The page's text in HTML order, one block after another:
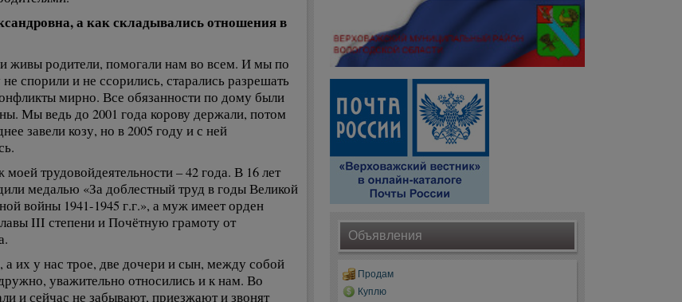
а как складывались отношения в
живы родители, помогали нам во всем. И мы по
спорили и не ссорились, старались разрешать
мирно. Все обязанности по дому были
Мы ведь до 2001 года корову держали, потом
завели козу, но в 2005 году и с ней
трудовойдеятельности – 42 года. В 16 лет
медалью «За доблестный труд в годы Великой
войны 1941-1945 г.г.», а муж имеет орден
III степени и Почётную грамоту от
их у нас трое, две дочери и сын, между собой
уважительно относились и к нам. Во
и сейчас не забывают, приезжают и звонят
Объявления
Продам
Куплю